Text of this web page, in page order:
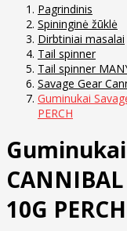
Pagrindinis
Spininginė žūklė
Dirbtiniai masalai
Tail spinner
Tail spinner
Savage Gear
Guminukai
PERCH
10G PERCH